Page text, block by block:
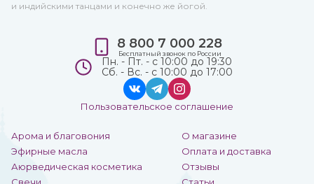
и индийскими танцами и конечно же йогой.
Арома и благовония
Эфирные масла
Аюрведическая косметика
О магазине
Оплата и доставка
Отзывы
8 800 7 000 228
Бесплатный звонок по России
Пн. - Пт. - с 10:00 до 19:30
Сб. - Вс. - с 10:00 до 17:00
Пользовательское соглашение